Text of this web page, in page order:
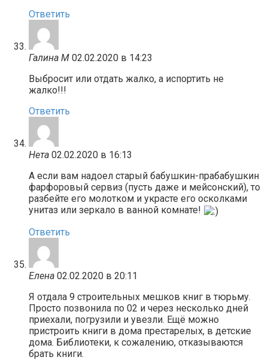
Ответить
Галина М 02.02.2020 в 14:23
Выбросит или отдать жалко, а испортить не
жалко!!!
Ответить
Нета 02.02.2020 в 16:13
А если вам надоел старый бабушкин-прабабушкин
фарфоровый сервиз (пусть даже и мейсонский), то
разбейте его молотком и украсте его осколками
унитаз или зеркало в ванной комнате!
Ответить
Елена 02.02.2020 в 20:11
Я отдала 9 строительных мешков книг в тюрьму.
Просто позвонила по 02 и через несколько дней
приехали, погрузили и увезли. Ещё можно
пристроить книги в дома престарелых, в детские
дома. Библиотеки, к сожалению, отказываются
брать книги.